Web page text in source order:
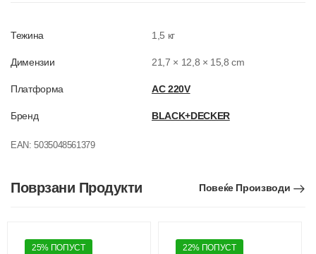
Тежина 1,5 кг
Димензии 21,7 × 12,8 × 15,8 cm
Платформа AC 220V
Бренд BLACK+DECKER
EAN:5035048561379
Поврзани Продукти Повеќе Производи
25% ПОПУСТ 22% ПОПУСТ